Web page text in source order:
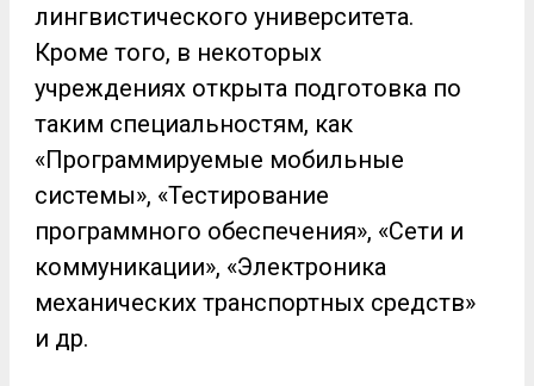
лингвистического университета.
Кроме того, в некоторых
учреждениях открыта подготовка по
таким специальностям, как
«Программируемые мобильные
системы», «Тестирование
программного обеспечения», «Сети и
коммуникации», «Электроника
механических транспортных средств»
и др.